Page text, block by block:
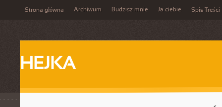
Strona główna Archiwum Budzisz mnie Ja ciebie Spis Treści
HEJKA